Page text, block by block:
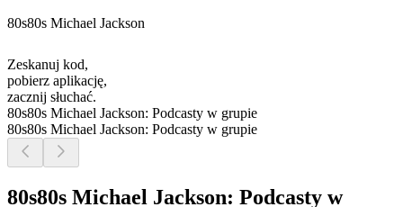
80s80s Michael Jackson
Zeskanuj kod,
pobierz aplikację,
zacznij słuchać.
80s80s Michael Jackson: Podcasty w grupie
80s80s Michael Jackson: Podcasty w grupie
80s80s Michael Jackson: Podcasty w